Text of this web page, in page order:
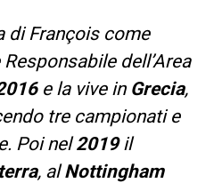
di François come
dell’Area
e la vive in Grecia,
tre campionati e
Poi nel2019il
, alNottingham